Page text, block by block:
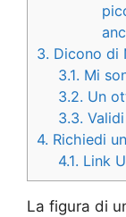
3. Dicono di
3.1. Mi
3.2. Un
3.3.
4. Richiedi
4.1. Link
La figura di